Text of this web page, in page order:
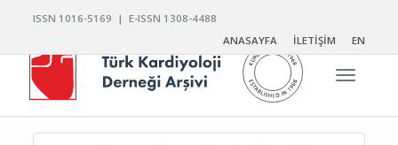
ISSN 1016-5169 | E-ISSN 1308-4488
ANASAYFA
İLETİŞİM EN
Toggle